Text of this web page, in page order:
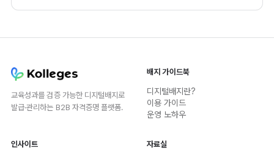
교육성과를 검증 가능한 디지털배지로
발급·관리하는 B2B 자격증명 플랫폼.
배지 가이드북
디지털배지란?
이용 가이드
운영 노하우
인사이트 자료실